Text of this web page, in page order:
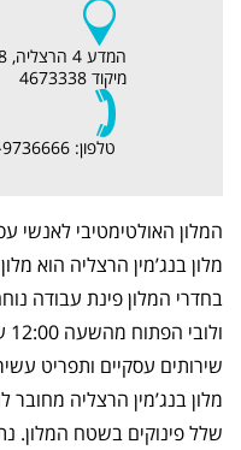
מיקוד 4673338
טלפון: 09-9736666 | פקס: 09-9736656
המלון האולטימטיבי לאנשי
מלון בנג’מין הרצליה הוא
בחדרי המלון פינת עבודה
שירותים עסקיים ותפריט
מלון בנג’מין הרצליה
שלל פינוקים בשטח המלון.